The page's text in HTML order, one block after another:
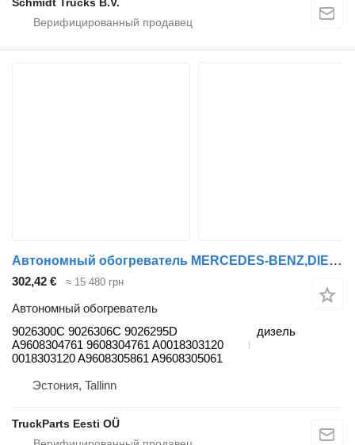
Автономный обогреватель MERCEDES-BENZ,DIESEL,WEBASTO Actros MP4 (01.12-) 9026300C для тягача Mercedes-Benz Actros MP4 Antos Arocs (2012-)
302,42 € ≈ 15 480 грн
Автономный обогреватель
9026300C 9026306C 9026295D
A9608304761 9608304761 A0018303120
0018303120 A9608305861 A9608305061
дизель
Эстония, Tallinn
TruckParts Eesti OÜ